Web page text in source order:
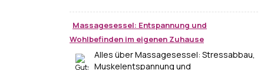
Massagesessel: Entspannung und
Wohlbefinden im eigenen Zuhause
Alles über Massagesessel: Stressabbau,
Muskelentspannung und